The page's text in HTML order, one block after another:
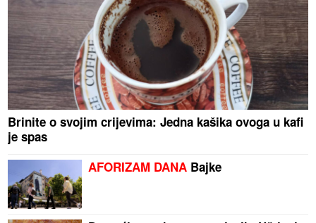
Brinite o svojim crijevima: Jedna kašika ovoga u kafi
je spas
AFORIZAM DANA Bajke